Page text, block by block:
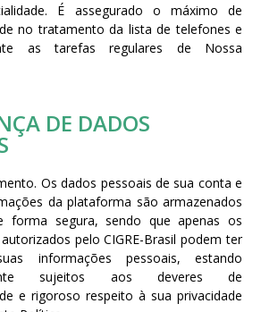
É assegurado o máximo de
no tratamento da lista de telefones e
as tarefas regulares de Nossa
DE DADOS
Os dados pessoais de sua conta e
da plataforma são armazenados
forma segura, sendo que apenas os
pelo CIGRE-Brasil podem ter
informações pessoais, estando
sujeitos aos deveres de
e rigoroso respeito à sua privacidade